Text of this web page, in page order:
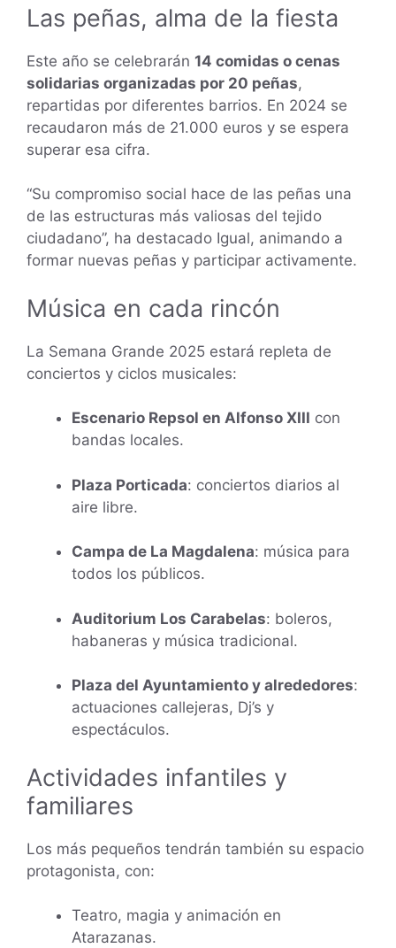
Las peñas, alma de la fiesta
Este año se celebrarán 14 comidas o cenas
solidarias organizadas por 20 peñas,
repartidas por diferentes barrios. En 2024 se
recaudaron más de 21.000 euros y se espera
superar esa cifra.
“Su compromiso social hace de las peñas una
de las estructuras más valiosas del tejido
ciudadano”, ha destacado Igual, animando a
formar nuevas peñas y participar activamente.
Música en cada rincón
La Semana Grande 2025 estará repleta de
conciertos y ciclos musicales:
Escenario Repsol en Alfonso XIII con
bandas locales.
Plaza Porticada: conciertos diarios al
aire libre.
Campa de La Magdalena: música para
todos los públicos.
Auditorium Los Carabelas: boleros,
habaneras y música tradicional.
Plaza del Ayuntamiento y alrededores:
actuaciones callejeras, Dj’s y
espectáculos.
Actividades infantiles y
familiares
Los más pequeños tendrán también su espacio
protagonista, con:
Teatro, magia y animación en
Atarazanas.